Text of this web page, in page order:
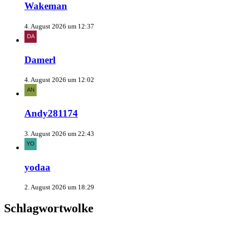
Wakeman
4. August 2026 um 12:37
Damerl
4. August 2026 um 12:02
Andy281174
3. August 2026 um 22:43
yodaa
2. August 2026 um 18:29
Schlagwortwolke